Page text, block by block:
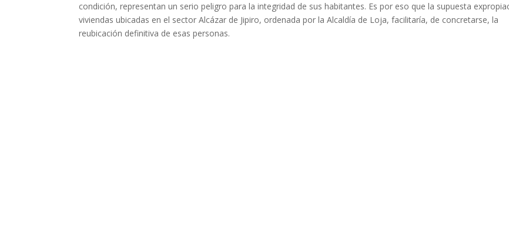
condición, representan un serio peligro para la integridad de sus habitantes. Es por eso que la supuesta
viviendas ubicadas en el sector Alcázar de Jipiro, ordenada por la Alcaldía de Loja, facilitaría, de concretarse, la
reubicación definitiva de esas personas.